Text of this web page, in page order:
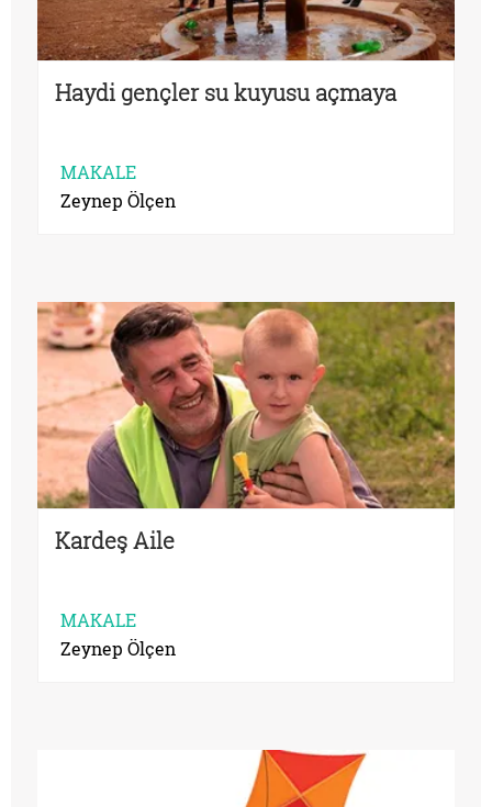
Haydi gençler su kuyusu açmaya
MAKALE
Zeynep Ölçen
Kardeş Aile
MAKALE
Zeynep Ölçen